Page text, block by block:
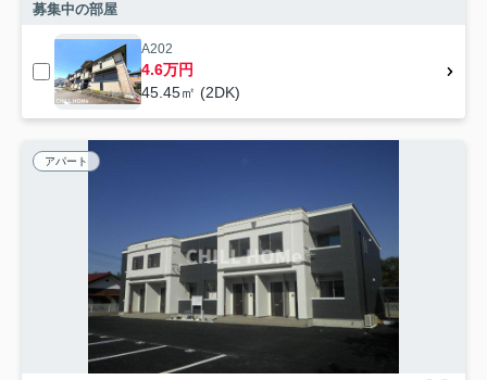
募集中の部屋
A202
4.6万円
45.45㎡ (2DK)
アパート